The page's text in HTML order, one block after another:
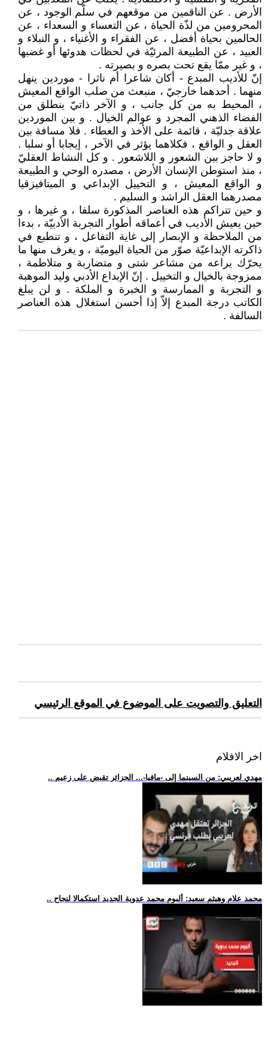
الأرض . عن الناقمين من موقعهم في سلّم الوجود ، عن
المحرومين من لذّة الحياة ، عن التعساء و السعداء ، عن
الحالمين بحياة أفضل ، عن الفقراء و الأغنياء ، و النبلاء و
العبيد ، عن الطبيعة المرئيّة في لحظات هدوئها أو غضبها
، و غير ممّا يقع تحت بصره و بصيرته .
إنّ للأديب المبدع - أكان شاعرا أم ناثرا - موردين ينهل
منهما . أحدهما خارجيّ ، منبعث من صلب الواقع المعيش
، المحيط به من كل جانب ، و الآخر ذاتيّ ينطلق من
الفضاء الذهني المجرد و عوالم الخيال . و بين الموردين
علاقة جدليّة ، قائمة على الأخذ و العطاء . فلا مسافة بين
العقل و الواقع ، فكلاهما يؤثر في الآخر ، إيجابا أو سلبا .
و لا حاجز بين الشعور و اللاشعور . و كل النشاط العقليّ
، منذ استوطن الإنسان الأرض ، مصدره الوحي و الطبيعة
و الواقع المعيش ، و التخييل الإبداعي و الميتافيزقيا
مصدرهما العقل الراشد و السليم .
و حين تتراكم هذه العناصر المذكورة سلفا ، و غيرها ، و
حين يعيش الأديب في أعماقه أطوار التجربة الأدبيّة ، بدءا
من الملاحظة و الإبصار إلى غاية التفاعل ، و تنطبع في
ذاكرته الإبداعيّة صوّر من الحياة اليوميّة ، و يغرف منها ما
يحرّك يراعه من مشاعر شتى و متضاربة و متلاطمة ،
ممزوجة بالخيال و التخييل . إنّ الإبداع الأدبي وليد الموهبة
و التجربة و الممارسة و الخبرة و الملكة . و لن يبلغ
الكاتب درجة المبدع إلاّ إذا أحسن استغلال هذه العناصر
السالفة .
التعليق والتصويت على الموضوع في الموقع الرئيسي
اخر الافلام
.. مهدي لعريبي: من السينما إلى -مافيا-... الجزائر تقبض على زعيم
.. محمد علام وهيثم سعيد: ألبوم محمد عدوية الجديد استكمالا لنجاح